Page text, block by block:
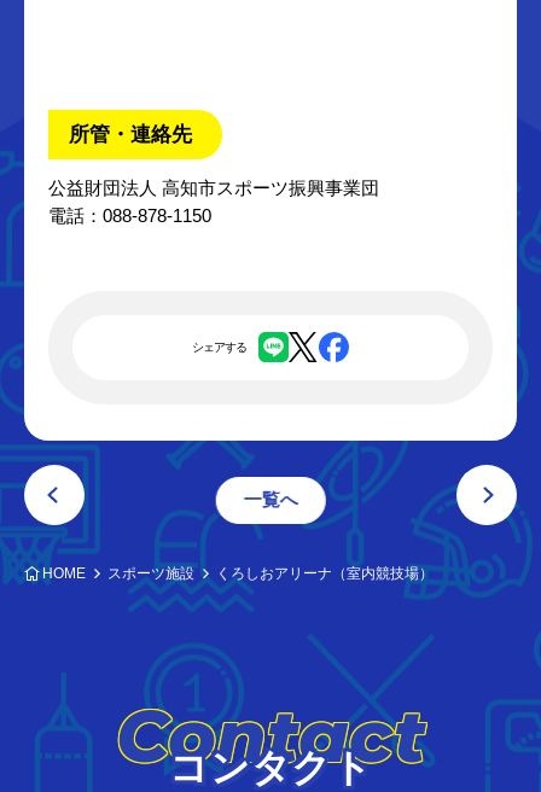
所管・連絡先
公益財団法人 高知市スポーツ振興事業団
電話：088-878-1150
シェアする
一覧へ
HOME スポーツ施設 くろしおアリーナ（室内競技場）
Contact
コンタクト